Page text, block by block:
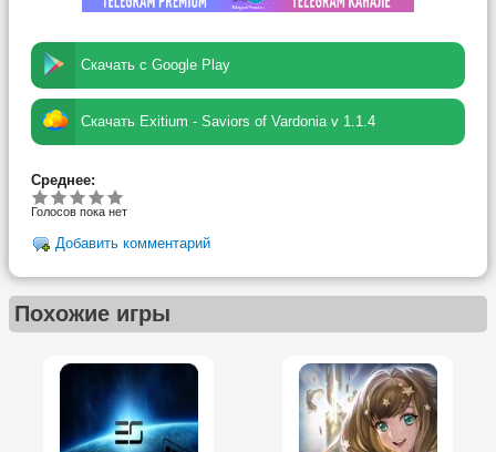
Скачать с Google Play
Скачать Exitium - Saviors of Vardonia v 1.1.4
Среднее:
Голосов пока нет
Добавить комментарий
Похожие игры